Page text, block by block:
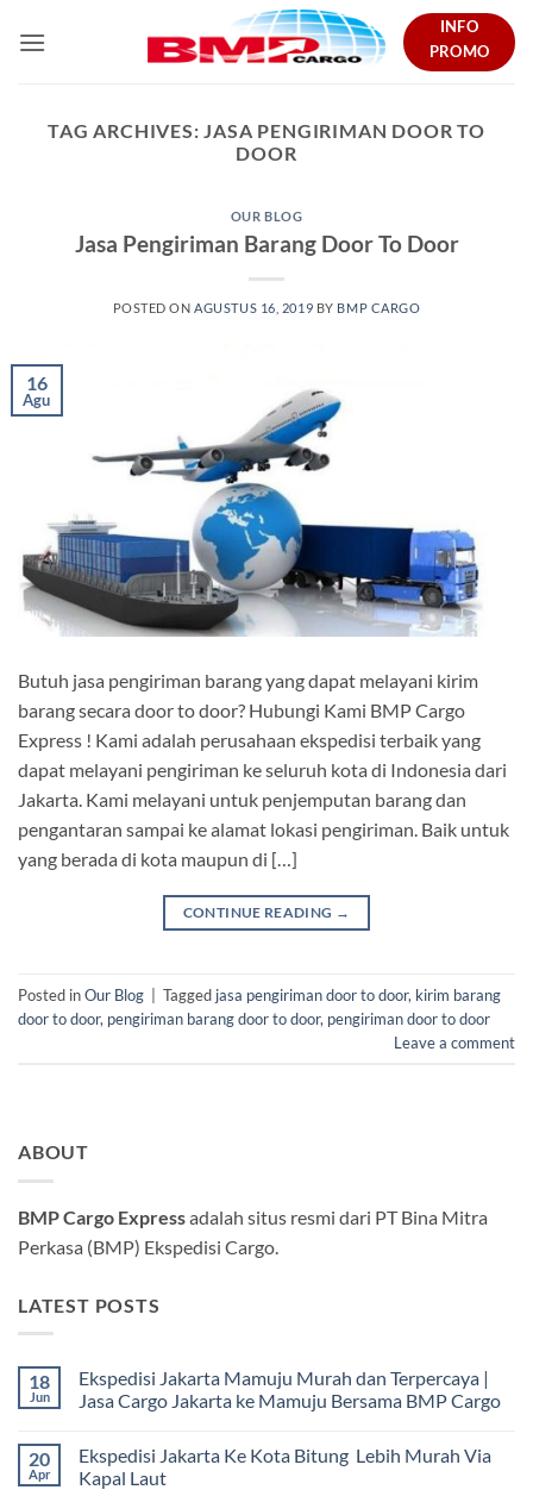
INFO
PROMO
TAG ARCHIVES:JASA PENGIRIMAN DOOR TO
DOOR
OUR BLOG
Jasa Pengiriman Barang Door To Door
POSTED ON AGUSTUS 16, 2019 BY BMP CARGO
16
Agu
Butuh jasa pengiriman barang yang dapat melayani kirim
barang secara door to door? Hubungi Kami BMP Cargo
Express ! Kami adalah perusahaan ekspedisi terbaik yang
dapat melayani pengiriman ke seluruh kota di Indonesia dari
Jakarta. Kami melayani untuk penjemputan barang dan
pengantaran sampai ke alamat lokasi pengiriman. Baik untuk
yang berada di kota maupun di […]
CONTINUE READING →
Posted inOur Blog Tagged jasa pengiriman door to door, kirim barang
door to door, pengiriman barang door to door, pengiriman door to door
Leave a comment
ABOUT
BMP Cargo Expressadalah situs resmi dari PT Bina Mitra
Perkasa (BMP) Ekspedisi Cargo.
LATEST POSTS
18
Jun
Ekspedisi Jakarta Mamuju Murah dan Terpercaya |
Jasa Cargo Jakarta ke Mamuju Bersama BMP Cargo
komentar
pada
Ekspedisi
20
Apr
Ekspedisi Jakarta Ke Kota Bitung Lebih Murah Via
Kapal Laut